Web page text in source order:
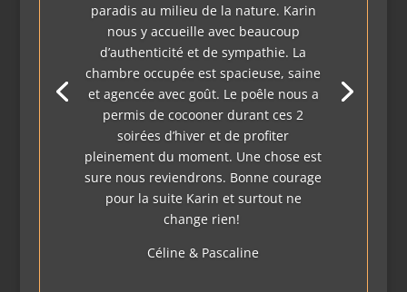
paradis au milieu de la nature. Karin
nous y accueille avec beaucoup
d’authenticité et de sympathie. La
chambre occupée est spacieuse, saine
et agencée avec goût. Le poêle nous a
permis de cocooner durant ces 2
soirées d’hiver et de profiter
pleinement du moment. Une chose est
sure nous reviendrons. Bonne courage
pour la suite Karin et surtout ne
change rien!
Céline & Pascaline